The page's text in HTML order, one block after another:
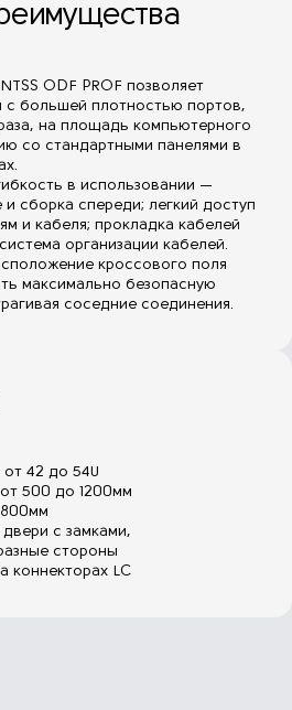
ODF PROF позволяет
с большей плотностью портов,
на площадь компьютерного
со стандартными панелями в
в использовании —
сборка спереди; легкий доступ
и кабеля; прокладка кабелей
организации кабелей.
кроссового поля
максимально безопасную
соседние соединения.
42 до 54U
500 до 1200мм
с замками,
стороны
коннекторах LC